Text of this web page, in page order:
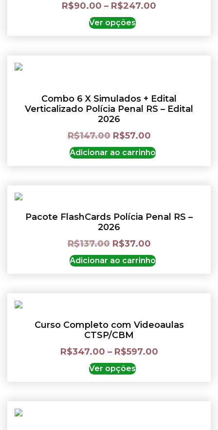
R$90.00 – R$247.00
Ver opções
Combo 6 X Simulados + Edital
Verticalizado Polícia Penal RS – Edital
2026
R$147.00 R$57.00
Adicionar ao carrinho
Pacote FlashCards Polícia Penal RS –
2026
R$137.00 R$37.00
Adicionar ao carrinho
Curso Completo com Videoaulas
CTSP/CBM
R$347.00 – R$597.00
Ver opções